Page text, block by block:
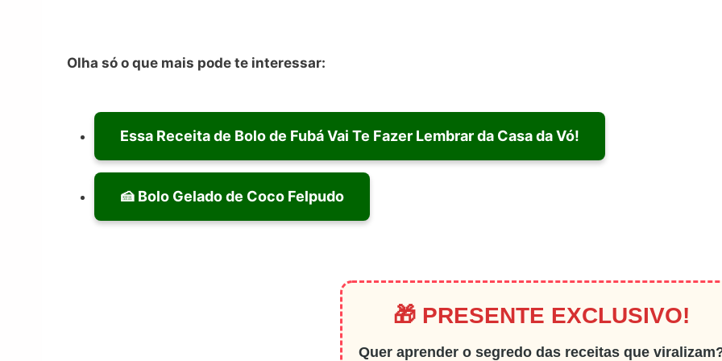
Olha só o que mais pode te interessar:
Essa Receita de Bolo de Fubá Vai Te Fazer Lembrar da Casa da Vó!
🍰 Bolo Gelado de Coco Felpudo
🎁 PRESENTE EXCLUSIVO!
Quer aprender o segredo das receitas que